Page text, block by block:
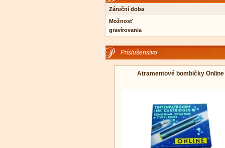
Záruční doba
Možnosť
gravírovania
Príslušenstvo
Atramentové bombičky Online